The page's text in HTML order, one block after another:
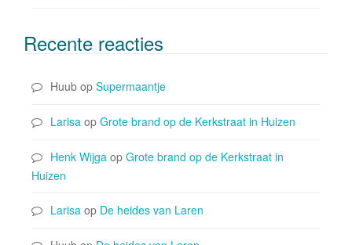
Recente reacties
Huub op Supermaantje
Larisa op Grote brand op de Kerkstraat in Huizen
Henk Wijga op Grote brand op de Kerkstraat in
Huizen
Larisa op De heides van Laren